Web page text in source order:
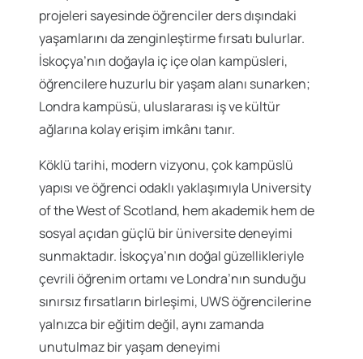
projeleri sayesinde öğrenciler ders dışındaki
yaşamlarını da zenginleştirme fırsatı bulurlar.
İskoçya’nın doğayla iç içe olan kampüsleri,
öğrencilere huzurlu bir yaşam alanı sunarken;
Londra kampüsü, uluslararası iş ve kültür
ağlarına kolay erişim imkânı tanır.
Köklü tarihi, modern vizyonu, çok kampüslü
yapısı ve öğrenci odaklı yaklaşımıyla University
of the West of Scotland, hem akademik hem de
sosyal açıdan güçlü bir üniversite deneyimi
sunmaktadır. İskoçya’nın doğal güzellikleriyle
çevrili öğrenim ortamı ve Londra’nın sunduğu
sınırsız fırsatların birleşimi, UWS öğrencilerine
yalnızca bir eğitim değil, aynı zamanda
unutulmaz bir yaşam deneyimi